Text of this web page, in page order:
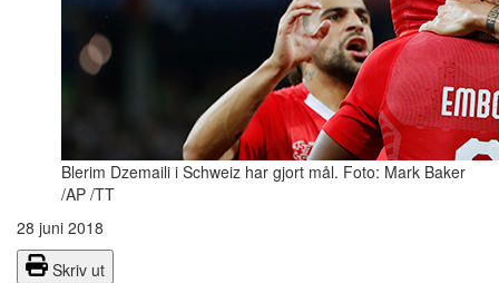
Blerim Dzemaili i Schweiz har gjort mål. Foto: Mark Baker
/AP /TT
28 juni 2018
Skriv ut